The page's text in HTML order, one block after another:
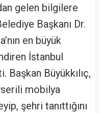
gelen bilgilere
Başkanı Dr.
en büyük
İstanbul
Başkan Büyükkılıç,
mobilya
şehri tanıttığını